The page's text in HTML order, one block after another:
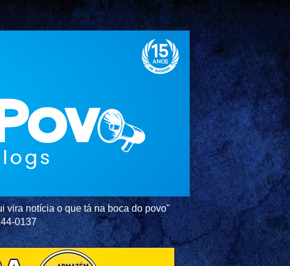
vira notícia o que tá na boca do povo"
0137